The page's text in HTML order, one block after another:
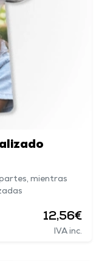
mientras
12,56€
IVA inc.